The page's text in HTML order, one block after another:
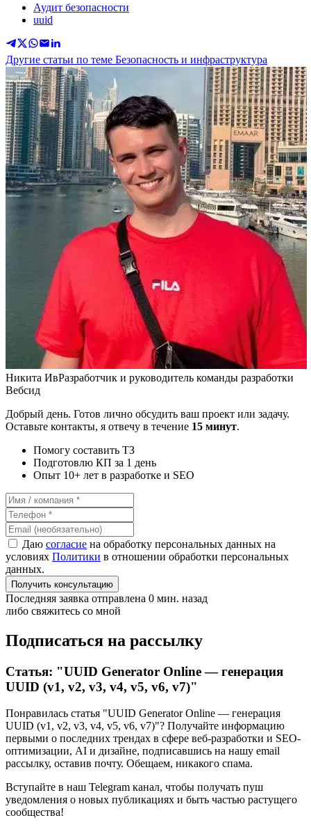
Аудит безопасности
uuid
Другие статьи по теме Безопасность и инфраструктура
Никита ИвРазработчик и руководитель команды разработки
Вебсид
Добрый день. Готов лично обсудить ваш проект или задачу.
Оставьте контакты, я отвечу в течение 15 минут.
Помогу составить ТЗ
Подготовлю КП за 1 день
Опыт 10+ лет в разработке и SEO
Даю согласие на обработку персональных данных на
условиях Политики в отношении обработки персональных
данных.
Получить консультацию
Последняя заявка отправлена 0 мин. назад
либо свяжитесь со мной
Подписаться на рассылку
Статья: "UUID Generator Online — генерация
UUID (v1, v2, v3, v4, v5, v6, v7)"
Понравилась статья "UUID Generator Online — генерация
UUID (v1, v2, v3, v4, v5, v6, v7)"? Получайте информацию
первыми о последних трендах в сфере веб-разработки и SEO-
оптимизации, AI и дизайне, подписавшись на нашу email
рассылку, оставив почту. Обещаем, никакого спама.
Вступайте в наш Telegram канал, чтобы получать пуш
уведомления о новых публикациях и быть частью растущего
сообщества!